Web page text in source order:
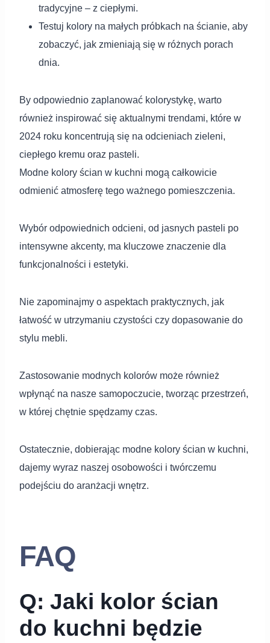
tradycyjne – z ciepłymi.
Testuj kolory na małych próbkach na ścianie, aby
zobaczyć, jak zmieniają się w różnych porach
dnia.
By odpowiednio zaplanować kolorystykę, warto
również inspirować się aktualnymi trendami, które w
2024 roku koncentrują się na odcieniach zieleni,
ciepłego kremu oraz pasteli.
Modne kolory ścian w kuchni mogą całkowicie
odmienić atmosferę tego ważnego pomieszczenia.
Wybór odpowiednich odcieni, od jasnych pasteli po
intensywne akcenty, ma kluczowe znaczenie dla
funkcjonalności i estetyki.
Nie zapominajmy o aspektach praktycznych, jak
łatwość w utrzymaniu czystości czy dopasowanie do
stylu mebli.
Zastosowanie modnych kolorów może również
wpłynąć na nasze samopoczucie, tworząc przestrzeń,
w której chętnie spędzamy czas.
Ostatecznie, dobierając modne kolory ścian w kuchni,
dajemy wyraz naszej osobowości i twórczemu
podejściu do aranżacji wnętrz.
FAQ
Q: Jaki kolor ścian
do kuchni będzie